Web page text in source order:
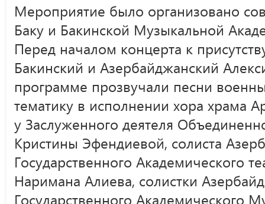
Мероприятие было организовано
Баку и Бакинской Музыкальной
Перед началом концерта к
Бакинский и Азербайджанский
программе прозвучали песни
тематику в исполнении хора храма
у Заслуженного деятеля
Кристины Эфендиевой, солиста
Государственного Академического
Наримана Алиева, солистки
Государственного Академического